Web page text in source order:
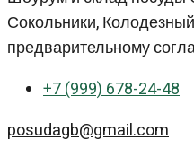
Сокольники,
предварительному
+7 (999) 678-24-48
posudagb@gmail.com